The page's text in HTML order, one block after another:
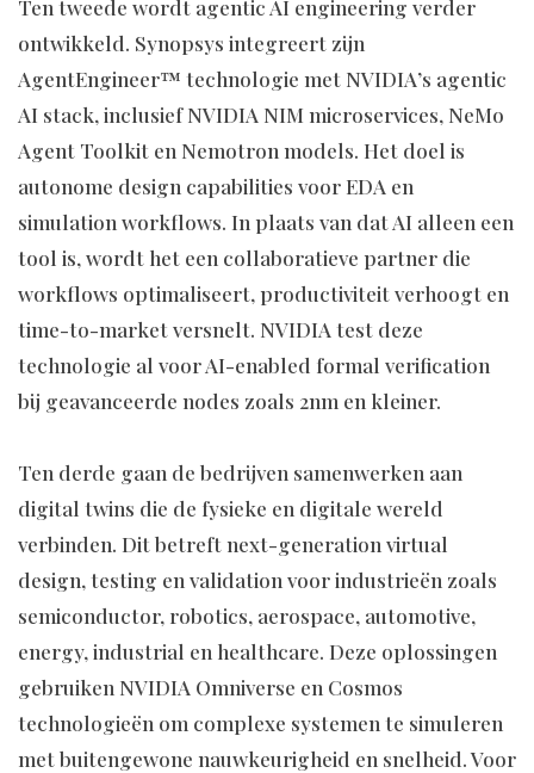
Ten tweede wordt agentic AI engineering verder
ontwikkeld. Synopsys integreert zijn
AgentEngineer™ technologie met NVIDIA’s agentic
AI stack, inclusief NVIDIA NIM microservices, NeMo
Agent Toolkit en Nemotron models. Het doel is
autonome design capabilities voor EDA en
simulation workflows. In plaats van dat AI alleen een
tool is, wordt het een collaboratieve partner die
workflows optimaliseert, productiviteit verhoogt en
time-to-market versnelt. NVIDIA test deze
technologie al voor AI-enabled formal verification
bij geavanceerde nodes zoals 2nm en kleiner.
Ten derde gaan de bedrijven samenwerken aan
digital twins die de fysieke en digitale wereld
verbinden. Dit betreft next-generation virtual
design, testing en validation voor industrieën zoals
semiconductor, robotics, aerospace, automotive,
energy, industrial en healthcare. Deze oplossingen
gebruiken NVIDIA Omniverse en Cosmos
technologieën om complexe systemen te simuleren
met buitengewone nauwkeurigheid en snelheid. Voor